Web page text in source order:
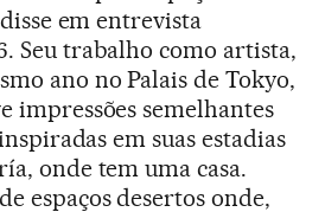
em entrevista
Seu trabalho como artista,
ano no Palais de Tokyo,
impressões semelhantes
em suas estadias
onde tem uma casa.
espaços desertos onde,